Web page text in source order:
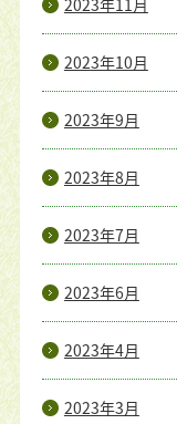
2023年11月
2023年10月
2023年9月
2023年8月
2023年7月
2023年6月
2023年4月
2023年3月